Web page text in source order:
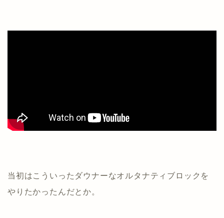
当初はこういったダウナーなオルタナティブロックを
やりたかったんだとか。